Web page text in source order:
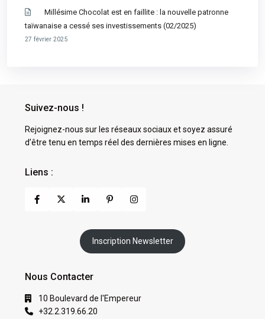
Millésime Chocolat est en faillite : la nouvelle patronne
taïwanaise a cessé ses investissements (02/2025)
27 février 2025
Suivez-nous !
Rejoignez-nous sur les réseaux sociaux et soyez assuré
d’être tenu en temps réel des dernières mises en ligne.
Liens :
Inscription Newsletter
Nous Contacter
10 Boulevard de l'Empereur
+32.2.319.66.20